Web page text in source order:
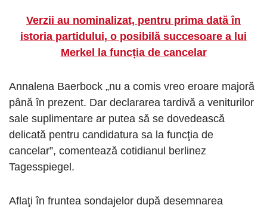
Verzii au nominalizat, pentru prima dată în
istoria partidului, o posibilă succesoare a lui
Merkel la funcția de cancelar
Annalena Baerbock „nu a comis vreo eroare majoră
până în prezent. Dar declararea tardivă a veniturilor
sale suplimentare ar putea să se dovedească
delicată pentru candidatura sa la funcţia de
cancelar”, comentează cotidianul berlinez
Tagesspiegel.
Aflaţi în fruntea sondajelor după desemnarea